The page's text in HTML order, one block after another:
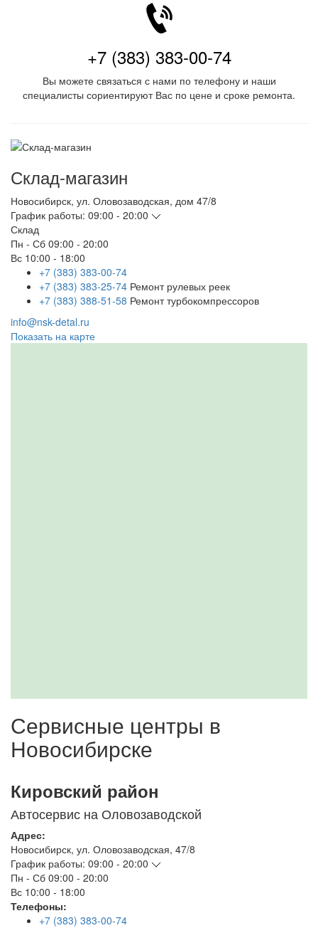
+7 (383) 383-00-74
Вы можете связаться с нами по телефону и наши
специалисты сориентируют Вас по цене и сроке ремонта.
Склад-магазин
Новосибирск, ул. Оловозаводская, дом 47/8
График работы: 09:00 - 20:00
Склад
Пн - Сб 09:00 - 20:00
Вс 10:00 - 18:00
+7 (383) 383-00-74
+7 (383) 383-25-74 Ремонт рулевых реек
+7 (383) 388-51-58 Ремонт турбокомпрессоров
info@nsk-detal.ru
Показать на карте
Сервисные центры в
Новосибирске
Кировский район
Автосервис на Оловозаводской
Адрес:
Новосибирск, ул. Оловозаводская, 47/8
График работы: 09:00 - 20:00
Пн - Сб 09:00 - 20:00
Вс 10:00 - 18:00
Телефоны:
+7 (383) 383-00-74